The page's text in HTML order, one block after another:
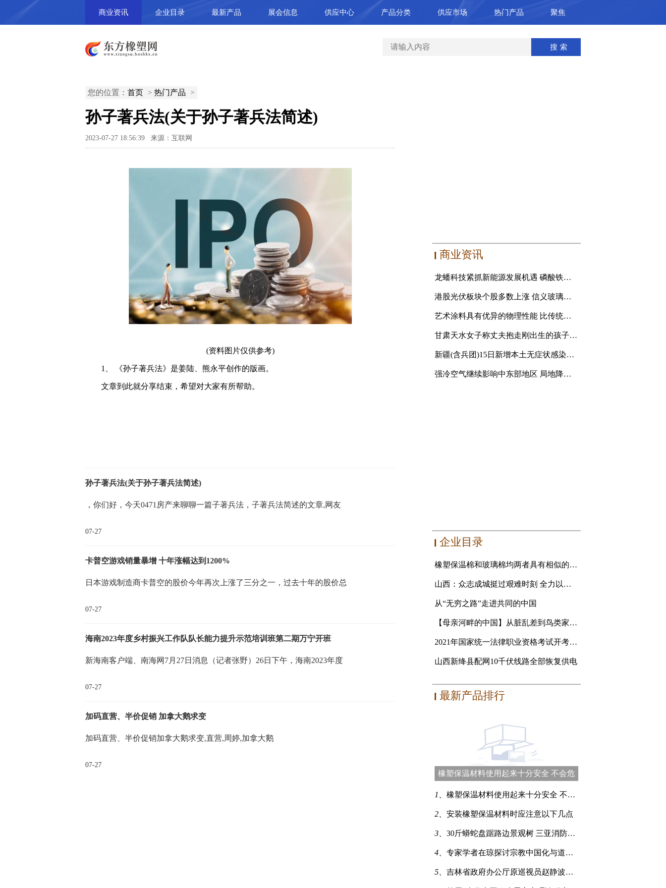
商业资讯 企业目录 最新产品 展会信息 供应中心 产品分类 供应市场 热门产品 聚焦
您的位置： 首页 > 热门产品 >
孙子著兵法(关于孙子著兵法简述)
2023-07-27 18:56:39 来源：互联网
(资料图片仅供参考)
1、 《孙子著兵法》是姜陆、熊永平创作的版画。
文章到此就分享结束，希望对大家有所帮助。
孙子著兵法(关于孙子著兵法简述)
，你们好，今天0471房产来聊聊一篇子著兵法，子著兵法简述的文章,网友
07-27
卡普空游戏销量暴增 十年涨幅达到1200%
日本游戏制造商卡普空的股价今年再次上涨了三分之一，过去十年的股价总
07-27
海南2023年度乡村振兴工作队队长能力提升示范培训班第二期万宁开班
新海南客户端、南海网7月27日消息（记者张野）26日下午，海南2023年度
07-27
加码直营、半价促销 加拿大鹅求变
加码直营、半价促销加拿大鹅求变,直营,周婷,加拿大鹅
07-27
商业资讯
龙蟠科技紧抓新能源发展机遇 磷酸铁锂正极材料成新利润增长点
港股光伏板块个股多数上涨 信义玻璃涨5.16%
艺术涂料具有优异的物理性能 比传统的乳胶漆贵
甘肃天水女子称丈夫抱走刚出生的孩子追讨彩礼 妇联：孩
新疆(含兵团)15日新增本土无症状感染者1例
强冷空气继续影响中东部地区 局地降温14℃以上
企业目录
橡塑保温棉和玻璃棉均两者具有相似的性能 要选更适合自己的
山西：众志成城挺过艰难时刻 全力以赴恢复美好家园
从“无穷之路”走进共同的中国
【母亲河畔的中国】从脏乱差到鸟类家园 黄河滩地公园是
2021年国家统一法律职业资格考试开考 青海考生人数创新高
山西新绛县配网10千伏线路全部恢复供电
最新产品排行
橡塑保温材料使用起来十分安全 不会危
1、 橡塑保温材料使用起来十分安全 不会危害健康
2、 安装橡塑保温材料时应注意以下几点
3、 30斤蟒蛇盘踞路边景观树 三亚消防员登高抓捕
4、 专家学者在琼探讨宗教中国化与道教的传承创新
5、 吉林省政府办公厅原巡视员赵静波一审被判刑15年